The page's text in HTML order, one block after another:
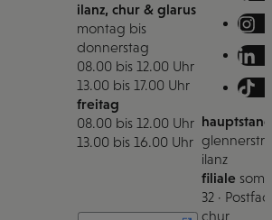
ilanz, chur & glarus
montag bis
donnerstag
08.00 bis 12.00 Uhr
13.00 bis 17.00 Uhr
freitag
08.00 bis 12.00 Uhr
13.00 bis 16.00 Uhr
ilanz
filiale
32 ·
chur